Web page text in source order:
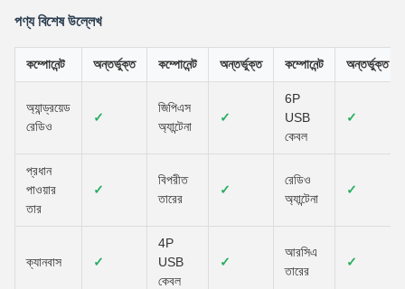
পণ্য বিশেষ উল্লেখ
কম্পোনেন্ট অন্তর্ভুক্ত কম্পোনেন্ট অন্তর্ভুক্ত কম্পোনেন্ট অন্তর্ভুক্ত
অ্যান্ড্রয়েড
রেডিও
✓
জিপিএস
অ্যান্টেনা
✓
6P
USB
কেবল
✓
প্রধান
পাওয়ার
তার
✓
বিপরীত
তারের
✓
রেডিও
অ্যান্টেনা
✓
ক্যানবাস ✓
4P
USB
কেবল
✓
আরসিএ
তারের
✓